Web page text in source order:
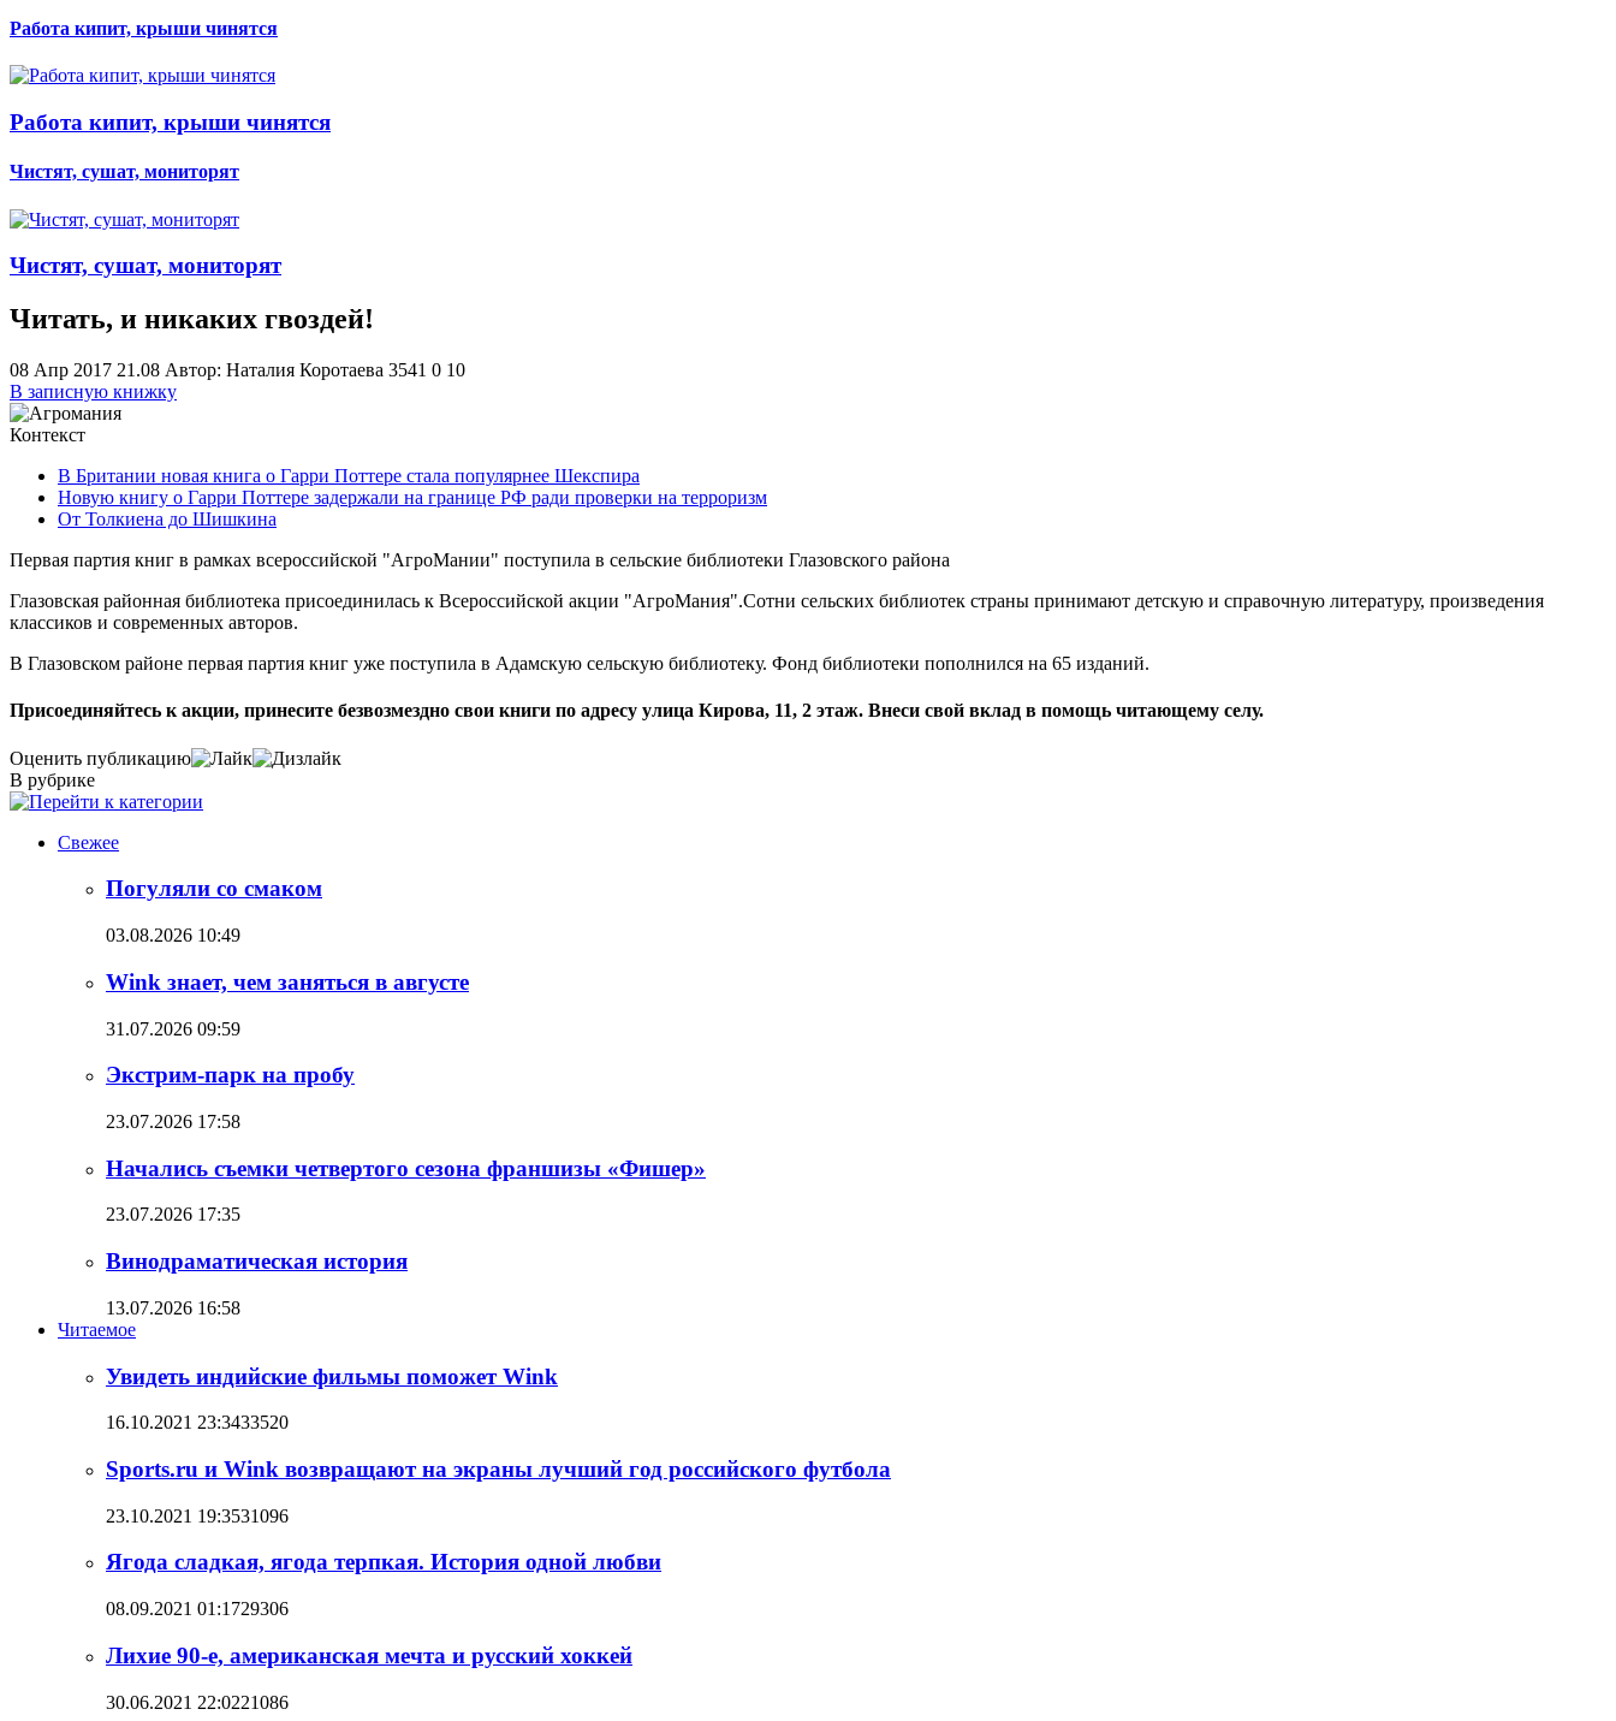
Работа кипит, крыши чинятся
Работа кипит, крыши чинятся
Чистят, сушат, мониторят
Чистят, сушат, мониторят
Читать, и никаких гвоздей!
08 Апр 2017 21.08 Автор: Наталия Коротаева 3541 0 10
В записную книжку
Контекст
В Британии новая книга о Гарри Поттере стала популярнее Шекспира
Новую книгу о Гарри Поттере задержали на границе РФ ради проверки на терроризм
От Толкиена до Шишкина
Первая партия книг в рамках всероссийской "АгроМании" поступила в сельские библиотеки Глазовского района
Глазовская районная библиотека присоединилась к Всероссийской акции "АгроМания".Сотни сельских библиотек страны принимают детскую и справочную литературу, произведения
классиков и современных авторов.
В Глазовском районе первая партия книг уже поступила в Адамскую сельскую библиотеку. Фонд библиотеки пополнился на 65 изданий.
Присоединяйтесь к акции, принесите безвозмездно свои книги по адресу улица Кирова, 11, 2 этаж. Внеси свой вклад в помощь читающему селу.
Оценить публикацию
В рубрике
Свежее
Погуляли со смаком
03.08.2026 10:49
Wink знает, чем заняться в августе
31.07.2026 09:59
Экстрим-парк на пробу
23.07.2026 17:58
Начались съемки четвертого сезона франшизы «Фишер»
23.07.2026 17:35
Винодраматическая история
13.07.2026 16:58
Читаемое
Увидеть индийские фильмы поможет Wink
16.10.2021 23:3433520
Sports.ru и Wink возвращают на экраны лучший год российского футбола
23.10.2021 19:3531096
Ягода сладкая, ягода терпкая. История одной любви
08.09.2021 01:1729306
Лихие 90-е, американская мечта и русский хоккей
30.06.2021 22:0221086